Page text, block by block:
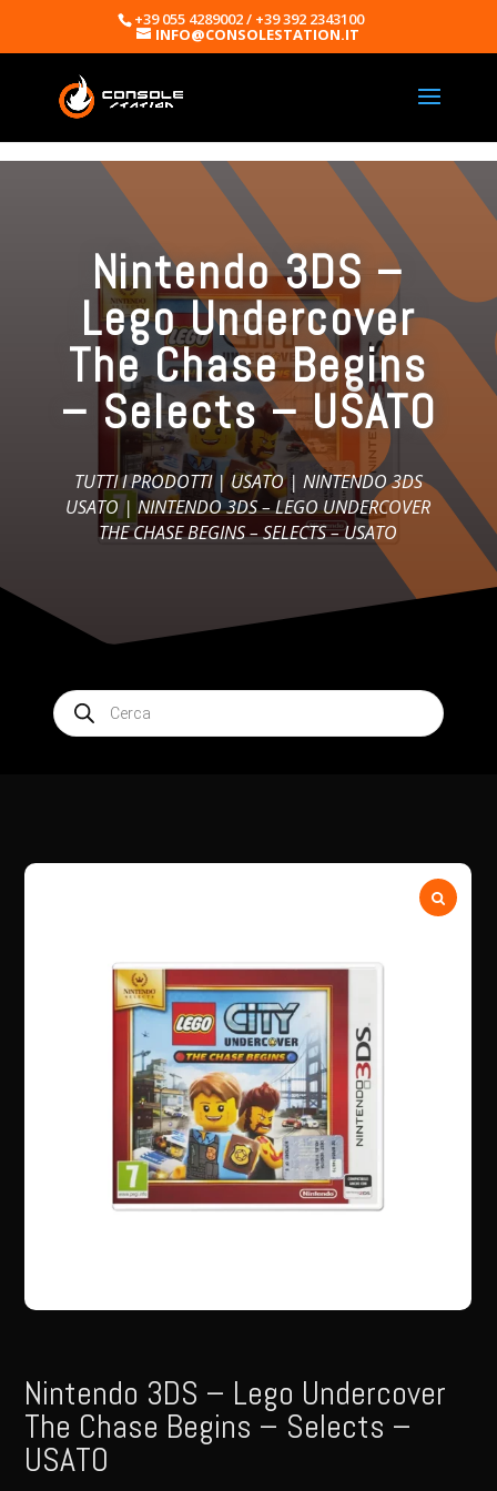
+39 055 4289002 / +39 392 2343100
INFO@CONSOLESTATION.IT
Nintendo 3DS –
Lego Undercover
The Chase Begins
– Selects – USATO
TUTTI I PRODOTTI|USATO| NINTENDO 3DS
USATO| NINTENDO 3DS – LEGO UNDERCOVER
THE CHASE BEGINS – SELECTS – USATO
Products
search
Nintendo 3DS – Lego Undercover
The Chase Begins – Selects –
USATO